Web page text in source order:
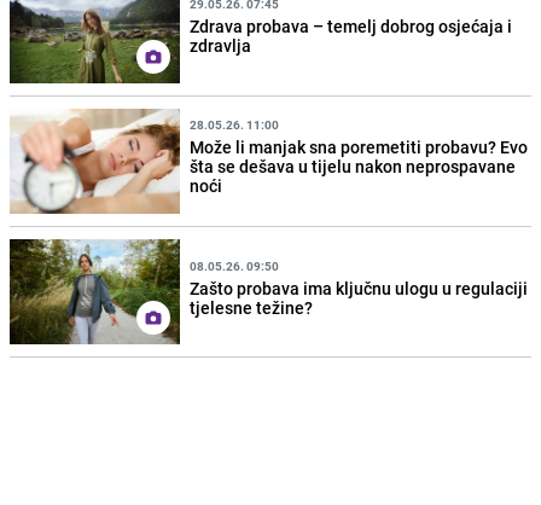
29.05.26. 07:45
Zdrava probava – temelj dobrog osjećaja i
zdravlja
28.05.26. 11:00
Može li manjak sna poremetiti probavu? Evo
šta se dešava u tijelu nakon neprospavane
noći
08.05.26. 09:50
Zašto probava ima ključnu ulogu u regulaciji
tjelesne težine?